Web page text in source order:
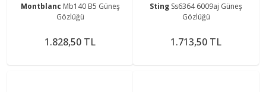
Montblanc Mb140 B5 Güneş
Gözlüğü
1.828,50 TL
Sting Ss6364 6009aj Güneş
Gözlüğü
1.713,50 TL